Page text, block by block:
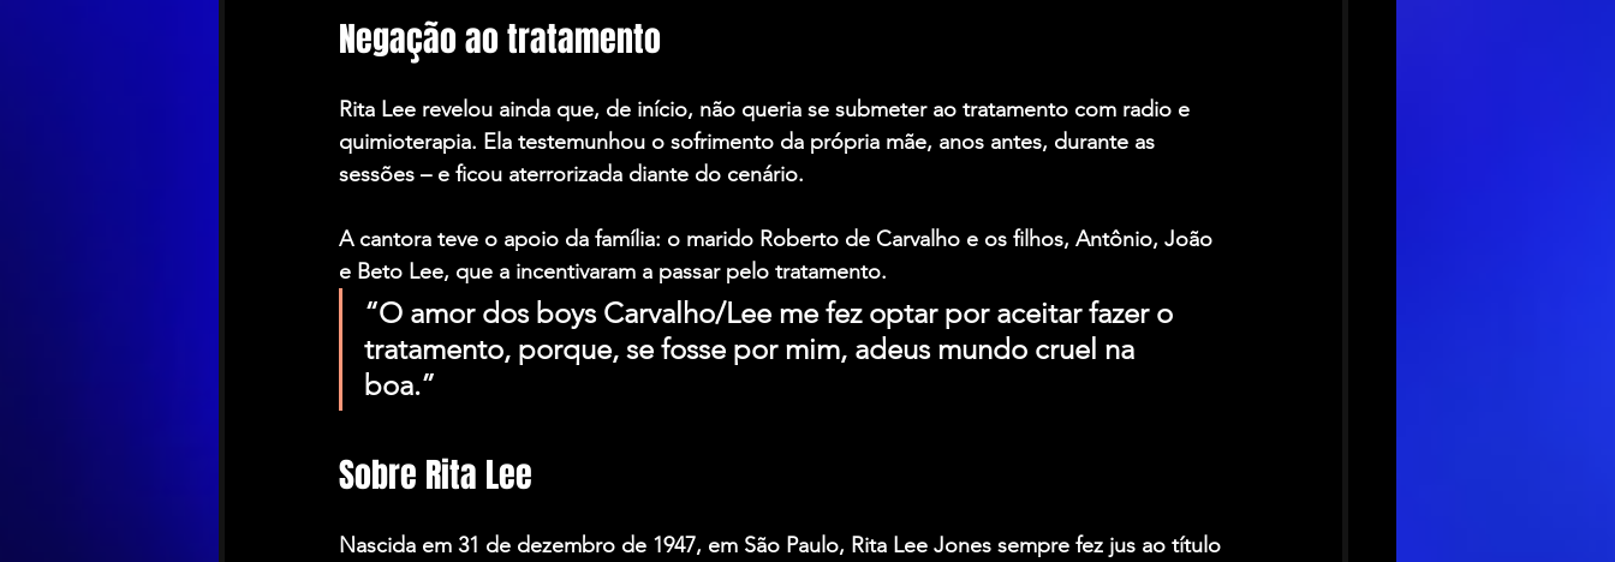
Negação ao tratamento
Rita Lee revelou ainda que, de início, não queria se submeter ao tratamento com radio e
quimioterapia. Ela testemunhou o sofrimento da própria mãe, anos antes, durante as
sessões – e ficou aterrorizada diante do cenário.
A cantora teve o apoio da família: o marido Roberto de Carvalho e os filhos, Antônio, João
e Beto Lee, que a incentivaram a passar pelo tratamento.
“O amor dos boys Carvalho/Lee me fez optar por aceitar fazer o
tratamento, porque, se fosse por mim, adeus mundo cruel na
boa.”
Sobre Rita Lee
Nascida em 31 de dezembro de 1947, em São Paulo, Rita Lee Jones sempre fez jus ao título